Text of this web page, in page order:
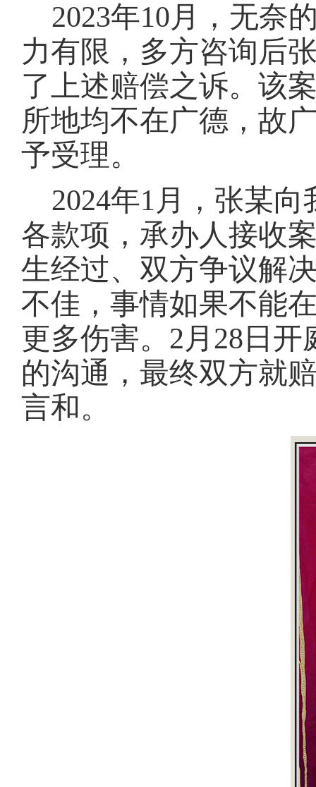
2023年10月，无奈
力有限，多方咨询后
了上述赔偿之诉。该
所地均不在广德，故
予受理。
2024年1月，张某
各款项，承办人接收
生经过、双方争议解
不佳，事情如果不能
更多伤害。2月28日
的沟通，最终双方就
言和。